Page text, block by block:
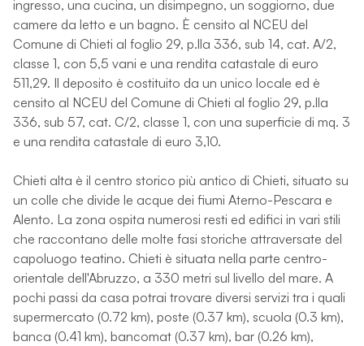
ingresso, una cucina, un disimpegno, un soggiorno, due
camere da letto e un bagno. È censito al NCEU del
Comune di Chieti al foglio 29, p.lla 336, sub 14, cat. A/2,
classe 1, con 5,5 vani e una rendita catastale di euro
511,29. Il deposito è costituito da un unico locale ed è
censito al NCEU del Comune di Chieti al foglio 29, p.lla
336, sub 57, cat. C/2, classe 1, con una superficie di mq. 3
e una rendita catastale di euro 3,10.
Chieti alta è il centro storico più antico di Chieti, situato su
un colle che divide le acque dei fiumi Aterno-Pescara e
Alento. La zona ospita numerosi resti ed edifici in vari stili
che raccontano delle molte fasi storiche attraversate del
capoluogo teatino. Chieti è situata nella parte centro-
orientale dell'Abruzzo, a 330 metri sul livello del mare. A
pochi passi da casa potrai trovare diversi servizi tra i quali
supermercato (0.72 km), poste (0.37 km), scuola (0.3 km),
banca (0.41 km), bancomat (0.37 km), bar (0.26 km),